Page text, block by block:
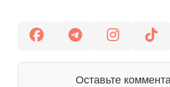
Оставьте